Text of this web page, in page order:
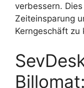
verbessern.
Zeiteinsparung
Kerngeschäft zu